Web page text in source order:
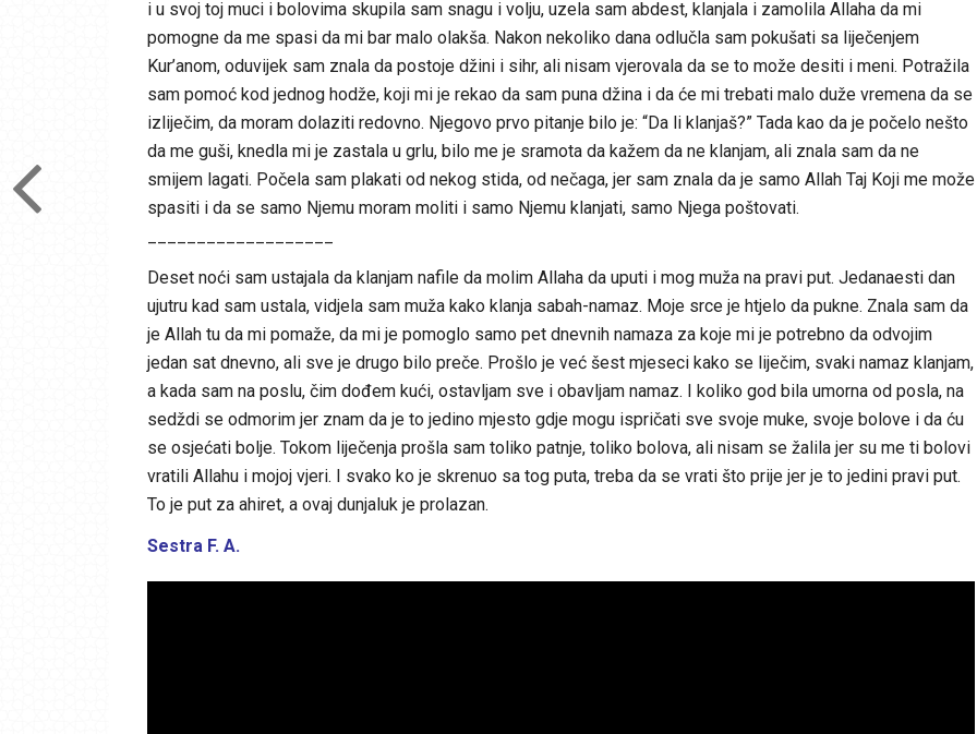
i u svoj toj muci i bolovima skupila sam snagu i volju, uzela sam abdest, klanjala i zamolila Allaha da mi
pomogne da me spasi da mi bar malo olakša. Nakon nekoliko dana odlučla sam pokušati sa liječenjem
Kur’anom, oduvijek sam znala da postoje džini i sihr, ali nisam vjerovala da se to može desiti i meni. Potražila
sam pomoć kod jednog hodže, koji mi je rekao da sam puna džina i da će mi trebati malo duže vremena da se
izliječim, da moram dolaziti redovno. Njegovo prvo pitanje bilo je: “Da li klanjaš?” Tada kao da je počelo nešto
da me guši, knedla mi je zastala u grlu, bilo me je sramota da kažem da ne klanjam, ali znala sam da ne
smijem lagati. Počela sam plakati od nekog stida, od nečaga, jer sam znala da je samo Allah Taj Koji me može
spasiti i da se samo Njemu moram moliti i samo Njemu klanjati, samo Njega poštovati.
Deset noći sam ustajala da klanjam nafile da molim Allaha da uputi i mog muža na pravi put. Jedanaesti dan
ujutru kad sam ustala, vidjela sam muža kako klanja sabah-namaz. Moje srce je htjelo da pukne. Znala sam da
je Allah tu da mi pomaže, da mi je pomoglo samo pet dnevnih namaza za koje mi je potrebno da odvojim
jedan sat dnevno, ali sve je drugo bilo preče. Prošlo je već šest mjeseci kako se liječim, svaki namaz klanjam,
a kada sam na poslu, čim dođem kući, ostavljam sve i obavljam namaz. I koliko god bila umorna od posla, na
sedždi se odmorim jer znam da je to jedino mjesto gdje mogu ispričati sve svoje muke, svoje bolove i da ću
se osjećati bolje. Tokom liječenja prošla sam toliko patnje, toliko bolova, ali nisam se žalila jer su me ti bolovi
vratili Allahu i mojoj vjeri. I svako ko je skrenuo sa tog puta, treba da se vrati što prije jer je to jedini pravi put.
To je put za ahiret, a ovaj dunjaluk je prolazan.
Sestra F. A.